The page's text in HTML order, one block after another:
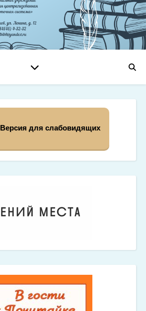
Версия для слабовидящих